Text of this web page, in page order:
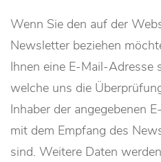
Wenn Sie den auf der
Newsletter beziehen
Ihnen eine E-Mail-Adresse
welche uns die
Inhaber der angegebenen
mit dem Empfang des
sind. Weitere Daten